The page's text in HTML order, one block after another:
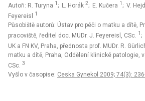
Autoři: R. Turyna 1 ; L. Horák 2; E. Kučera 1 ; V.
Feyereisl
1
Působiště autorů: Ústav pro péči o matku a dítě,
pracoviště, ředitel doc. MUDr. J. Feyereisl, CSc. 1 ;
UK a FN KV, Praha, přednosta prof. MUDr. R.
matku a dítě, Praha, Oddělení klinické patologie,
CSc. 3
Vyšlo v časopise: Ceska Gynekol 2009; 74(3):